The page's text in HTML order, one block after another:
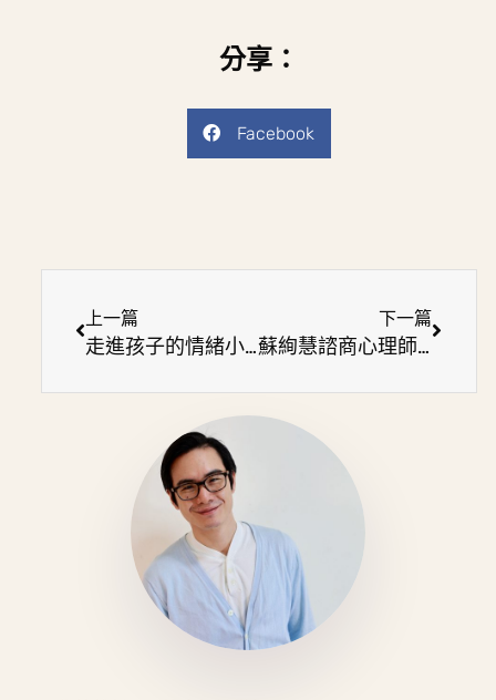
分享：
Facebook
上一篇
走進孩子的情緒小劇場：萬叔出書了！不談教養SOP，讓親子共同療癒
下一篇
蘇絢慧諮商心理師專訪萬叔：走進孩子的情緒小劇場